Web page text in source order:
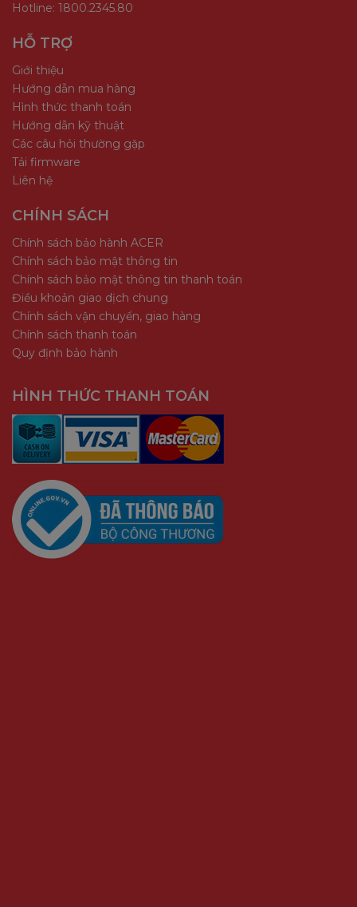
Hotline: 1800.2345.80
HỖ TRỢ
Giới thiệu
Hướng dẫn mua hàng
Hình thức thanh toán
Hướng dẫn kỹ thuật
Các câu hỏi thường gặp
Tải firmware
Liên hệ
CHÍNH SÁCH
Chính sách bảo hành ACER
Chính sách bảo mật thông tin
Chính sách bảo mật thông tin thanh toán
Điều khoản giao dịch chung
Chính sách vận chuyển, giao hàng
Chính sách thanh toán
Quy định bảo hành
HÌNH THỨC THANH TOÁN